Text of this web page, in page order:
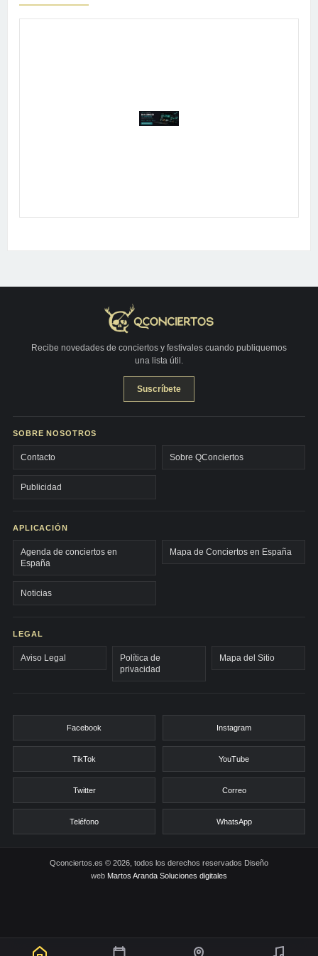
Publicidad
Recibe novedades de conciertos y festivales cuando publiquemos
una lista útil.
Suscríbete
SOBRE NOSOTROS
Contacto Sobre QConciertos
Publicidad
APLICACIÓN
Agenda de conciertos en
España
Mapa de Conciertos en España
Noticias
LEGAL
Aviso Legal
Política de
privacidad
Mapa del Sitio
Facebook Instagram
TikTok YouTube
Twitter Correo
Teléfono WhatsApp
Qconciertos.es © 2026, todos los derechos reservados Diseño
web Martos Aranda Soluciones digitales